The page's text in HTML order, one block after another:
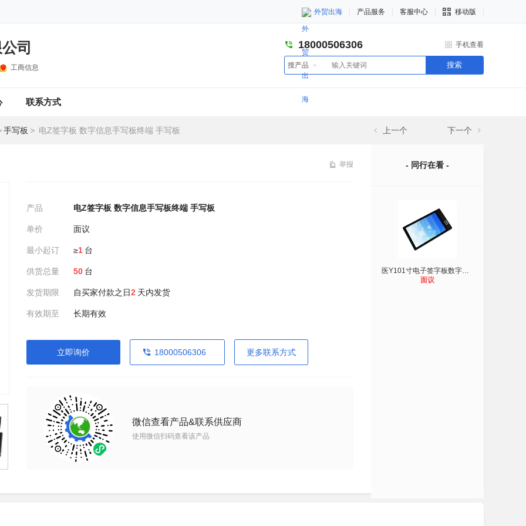
外贸出海 产品服务 客服中心 移动版
司
工商信息
18000506306 手机查看
搜产品 搜索
联系方式
手写板 > 电Z签字板 数字信息手写板终端 手写板 上一个 下一个
举报
产品 电Z签字板 数字信息手写板终端 手写板
单价 面议
最小起订 ≥1 台
供货总量 50 台
发货期限 自买家付款之日2 天内发货
有效期至 长期有效
立即询价 18000506306 更多联系方式
微信查看产品&联系供应商
使用微信扫码查看该产品
- 同行在看 -
医Y101寸电子签字板数字信息手写板终
面议